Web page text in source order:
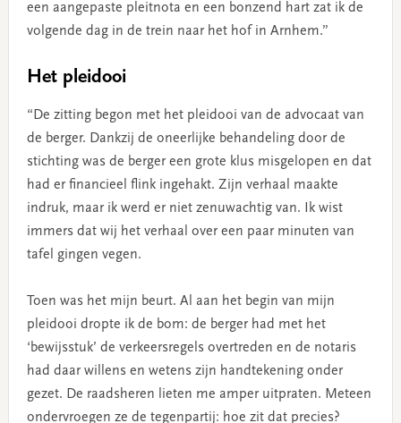
een aangepaste pleitnota en een bonzend hart zat ik de
volgende dag in de trein naar het hof in Arnhem.”
Het pleidooi
“De zitting begon met het pleidooi van de advocaat van
de berger. Dankzij de oneerlijke behandeling door de
stichting was de berger een grote klus misgelopen en dat
had er financieel flink ingehakt. Zijn verhaal maakte
indruk, maar ik werd er niet zenuwachtig van. Ik wist
immers dat wij het verhaal over een paar minuten van
tafel gingen vegen.
Toen was het mijn beurt. Al aan het begin van mijn
pleidooi dropte ik de bom: de berger had met het
‘bewijsstuk’ de verkeersregels overtreden en de notaris
had daar willens en wetens zijn handtekening onder
gezet. De raadsheren lieten me amper uitpraten. Meteen
ondervroegen ze de tegenpartij: hoe zit dat precies?